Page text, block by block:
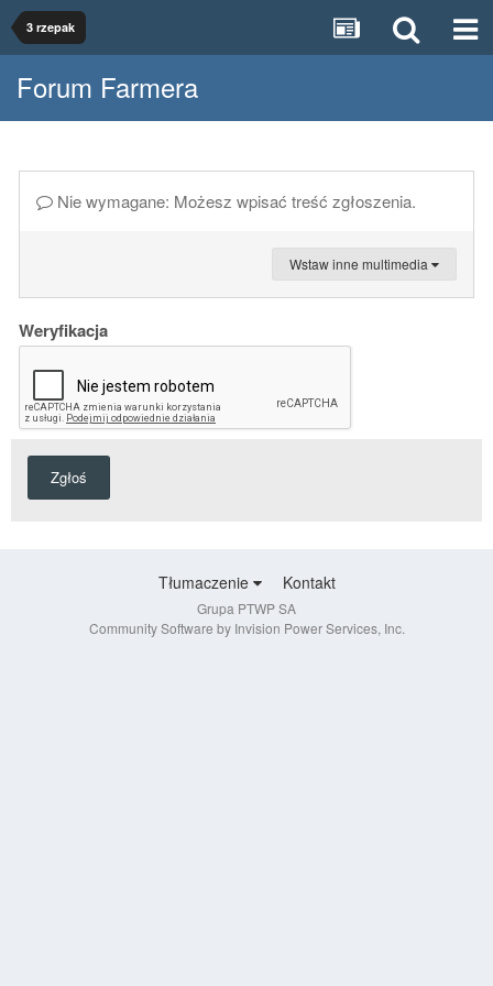
3 rzepak
Forum Farmera
Nie wymagane: Możesz wpisać treść zgłoszenia.
Wstaw inne multimedia
Weryfikacja
Zgłoś
Tłumaczenie Kontakt
Grupa PTWP SA
Community Software by Invision Power Services, Inc.